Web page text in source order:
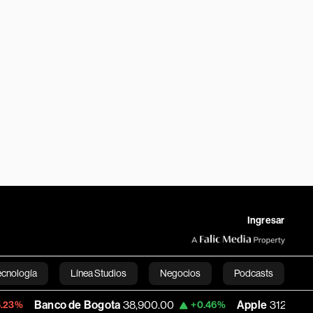
Ingresar
Línea Studios Negocios Podcasts
English
de Bogota 38,900.00 +0.46% Apple 312.53 +0.51%